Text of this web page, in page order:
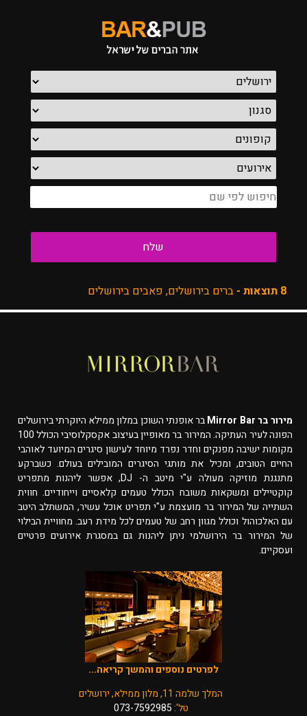
8 תוצאות - ברים בירושלים, פאבים בירושלים
מירור בר Mirror Bar
בר אופנתי השוכן במלון ממילא היוקרתי בירושלים
הפונה לעיר העתיקה. המירור בר מאופיין בעיצוב אקסקלוסיבי הכולל 100
מקומות ישיבה מפנקים וחדר נפרד מיוחד לעישון סיגרים המיועד לאוהבי
החיים הטובים, ומכיל את מותגי הסיגרים המובילים בעולם. כשברקע
מתנגנת מוזיקה מעולה ע"י מיטב ה- DJ, אפשר ליהנות מתפריט
קוקטיילים ומשקאות משובח הכולל טעמים קלאסיים וייחודיים. חווית
השתייה של המירור בר מועצמת ע"י תפריט אוכל עשיר, המשתלב היטב
עם האלכוהול וכולל מגוון רחב של טעמים לכל מידת רעב. מחוויית הבילוי
של המירור בר הירושלמי ניתן ליהנות גם במסגרת אירועים פרטיים
ועסקיים.
לפרטים נוספים והמשך קריאה...
המלך שלמה 11, מלון ממילא, ירושלים
טל':073-7592985